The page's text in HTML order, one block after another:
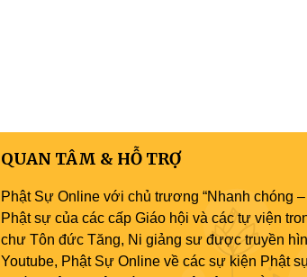
QUAN TÂM & HỖ TRỢ
Phật Sự Online với chủ trương “Nhanh chóng
Phật sự của các cấp Giáo hội và các tự viện
chư Tôn đức Tăng, Ni giảng sư được truyền
Youtube, Phật Sự Online về các sự kiện Phật